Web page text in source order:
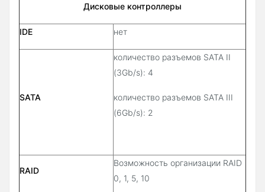
Дисковые контроллеры
IDE нет
SATA
количество разъемов SATA II
(3Gb/s): 4
количество разъемов SATA III
(6Gb/s): 2
RAID
Возможность организации RAID
0, 1, 5, 10